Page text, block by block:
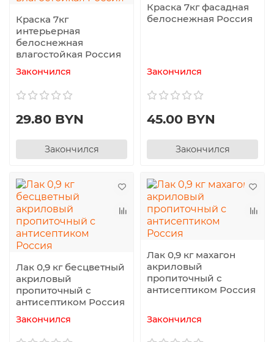
Краска 7кг
интерьерная
белоснежная
влагостойкая Россия
Закончился
29.80 BYN
Закончился
Краска 7кг фасадная
белоснежная Россия
Закончился
45.00 BYN
Закончился
Лак 0,9 кг бесцветный
акриловый
пропиточный с
антисептиком Россия
Закончился
Лак 0,9 кг махагон
акриловый
пропиточный с
антисептиком Россия
Закончился